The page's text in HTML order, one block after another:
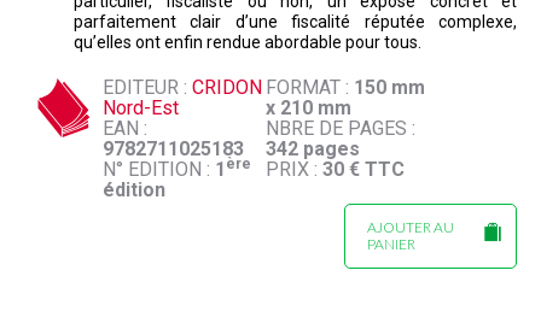
parfaitement clair d’une fiscalité réputée complexe,
qu’elles ont enfin rendue abordable pour tous.
EDITEUR :CRIDON
Nord-Est
EAN :
9782711025183
N° EDITION : 1 ère
édition
FORMAT : 150 mm
x 210 mm
NBRE DE PAGES :
342 pages
PRIX : 30 € TTC
AJOUTER AU
PANIER